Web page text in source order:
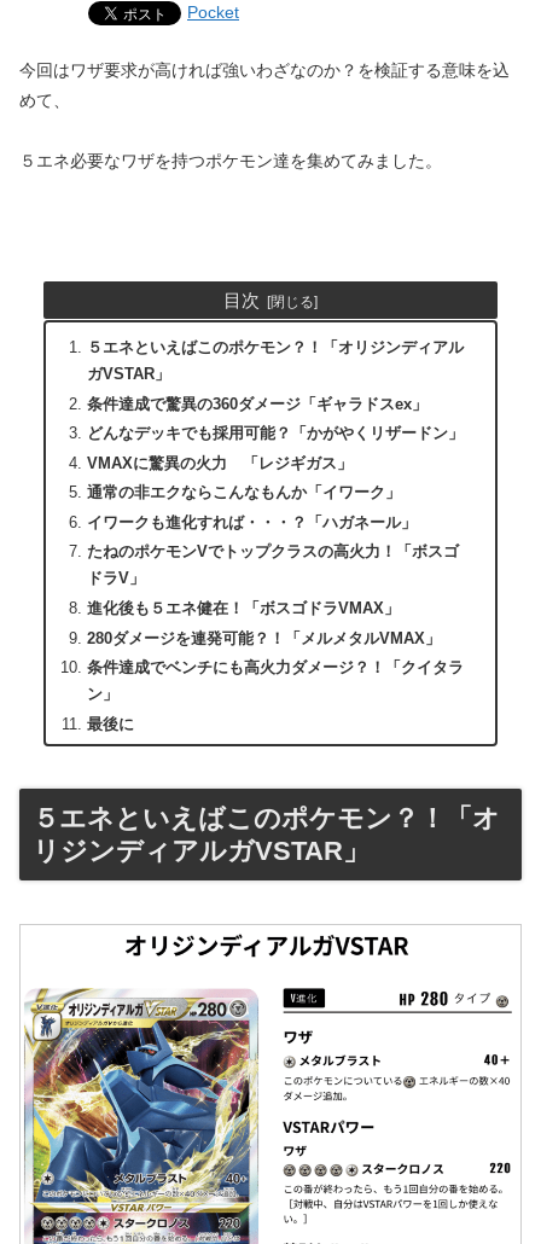
Pocket
今回はワザ要求が高ければ強いわざなのか？を検証する意味を込
めて、
５エネ必要なワザを持つポケモン達を集めてみました。
目次
５エネといえばこのポケモン？！「オリジンディアル
ガVSTAR」
条件達成で驚異の360ダメージ「ギャラドスex」
どんなデッキでも採用可能？「かがやくリザードン」
VMAXに驚異の火力 「レジギガス」
通常の非エクならこんなもんか「イワーク」
イワークも進化すれば・・・？「ハガネール」
たねのポケモンVでトップクラスの高火力！「ボスゴ
ドラV」
進化後も５エネ健在！「ボスゴドラVMAX」
280ダメージを連発可能？！「メルメタルVMAX」
条件達成でベンチにも高火力ダメージ？！「クイタラ
ン」
最後に
５エネといえばこのポケモン？！「オ
リジンディアルガVSTAR」